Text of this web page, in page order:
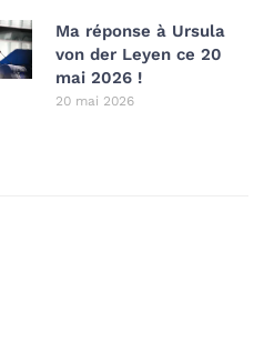
Ma réponse à Ursula
von der Leyen ce 20
mai 2026 !
20 mai 2026